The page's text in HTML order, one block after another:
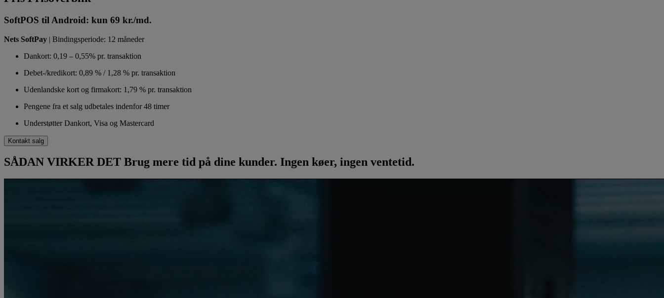
SoftPOS til Android: kun 69 kr./md.
Nets SoftPay | Bindingsperiode: 12 måneder
Dankort: 0,19 – 0,55% pr. transaktion
Debet-/kredikort: 0,89 % / 1,28 % pr. transaktion
Udenlandske kort og firmakort: 1,79 % pr. transaktion
Pengene fra et salg udbetales indenfor 48 timer
Understøtter Dankort, Visa og Mastercard
Kontakt salg
SÅDAN VIRKER DET Brug mere tid på dine kunder. Ingen køer, ingen ventetid.